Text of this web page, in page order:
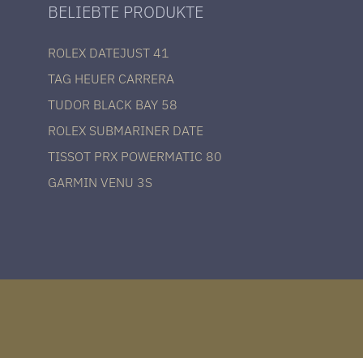
BELIEBTE PRODUKTE
ROLEX DATEJUST 41
TAG HEUER CARRERA
TUDOR BLACK BAY 58
ROLEX SUBMARINER DATE
TISSOT PRX POWERMATIC 80
GARMIN VENU 3S